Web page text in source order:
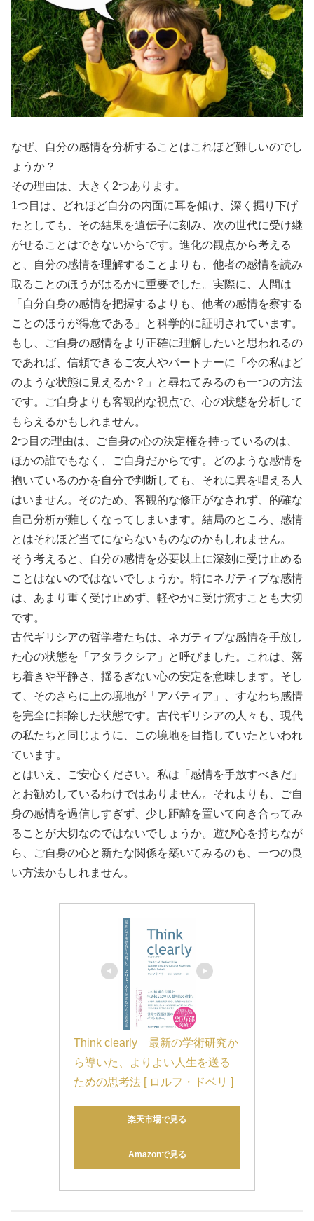
なぜ、自分の感情を分析することはこれほど難しいのでし
ょうか？
その理由は、大きく2つあります。
1つ目は、どれほど自分の内面に耳を傾け、深く掘り下げ
たとしても、その結果を遺伝子に刻み、次の世代に受け継
がせることはできないからです。進化の観点から考える
と、自分の感情を理解することよりも、他者の感情を読み
取ることのほうがはるかに重要でした。実際に、人間は
「自分自身の感情を把握するよりも、他者の感情を察する
ことのほうが得意である」と科学的に証明されています。
もし、ご自身の感情をより正確に理解したいと思われるの
であれば、信頼できるご友人やパートナーに「今の私はど
のような状態に見えるか？」と尋ねてみるのも一つの方法
です。ご自身よりも客観的な視点で、心の状態を分析して
もらえるかもしれません。
2つ目の理由は、ご自身の心の決定権を持っているのは、
ほかの誰でもなく、ご自身だからです。どのような感情を
抱いているのかを自分で判断しても、それに異を唱える人
はいません。そのため、客観的な修正がなされず、的確な
自己分析が難しくなってしまいます。結局のところ、感情
とはそれほど当てにならないものなのかもしれません。
そう考えると、自分の感情を必要以上に深刻に受け止める
ことはないのではないでしょうか。特にネガティブな感情
は、あまり重く受け止めず、軽やかに受け流すことも大切
です。
古代ギリシアの哲学者たちは、ネガティブな感情を手放し
た心の状態を「アタラクシア」と呼びました。これは、落
ち着きや平静さ、揺るぎない心の安定を意味します。そし
て、そのさらに上の境地が「アパティア」、すなわち感情
を完全に排除した状態です。古代ギリシアの人々も、現代
の私たちと同じように、この境地を目指していたといわれ
ています。
とはいえ、ご安心ください。私は「感情を手放すべきだ」
とお勧めしているわけではありません。それよりも、ご自
身の感情を過信しすぎず、少し距離を置いて向き合ってみ
ることが大切なのではないでしょうか。遊び心を持ちなが
ら、ご自身の心と新たな関係を築いてみるのも、一つの良
い方法かもしれません。
Think clearly　最新の学術研究か
ら導いた、よりよい人生を送る
ための思考法 [ ロルフ・ドベリ ]
楽天市場で見る
Amazonで見る